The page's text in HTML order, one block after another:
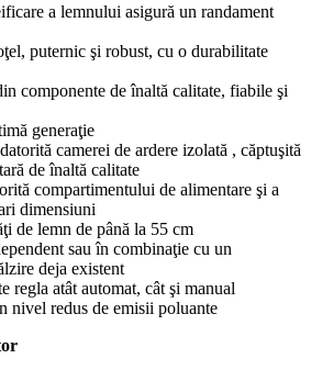
a lemnului asigură un randament
puternic şi robust, cu o durabilitate
componente de înaltă calitate, fiabile şi
generaţie
camerei de ardere izolată , căptuşită
de înaltă calitate
compartimentului de alimentare şi a
dimensiuni
de lemn de până la 55 cm
sau în combinaţie cu un
deja existent
regla atât automat, cât şi manual
nivel redus de emisii poluante